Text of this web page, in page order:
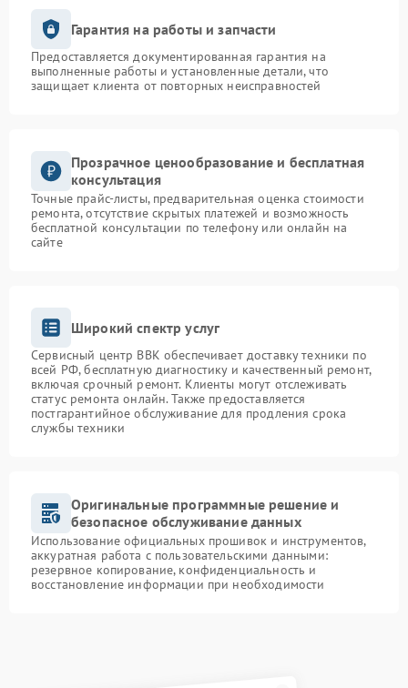
Гарантия на работы и запчасти
Предоставляется документированная гарантия на
выполненные работы и установленные детали, что
защищает клиента от повторных неисправностей
Прозрачное ценообразование и бесплатная
консультация
Точные прайс-листы, предварительная оценка стоимости
ремонта, отсутствие скрытых платежей и возможность
бесплатной консультации по телефону или онлайн на
сайте
Широкий спектр услуг
Сервисный центр BBK обеспечивает доставку техники по
всей РФ, бесплатную диагностику и качественный ремонт,
включая срочный ремонт. Клиенты могут отслеживать
статус ремонта онлайн. Также предоставляется
постгарантийное обслуживание для продления срока
службы техники
Оригинальные программные решение и
безопасное обслуживание данных
Использование официальных прошивок и инструментов,
аккуратная работа с пользовательскими данными:
резервное копирование, конфиденциальность и
восстановление информации при необходимости